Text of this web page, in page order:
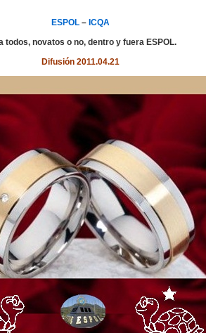
ESPOL– ICQA
todos, novatos o no, dentro y fuera ESPOL.
Difusión 2011.04.21